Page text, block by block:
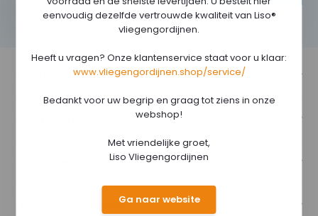
* Lees hier de wettelijke beperkingen
Klantenservice
Liso Vliegengordijnen
eenvoudig dezelfde vertrouwde kwaliteit van Liso®
vliegengordijnen.
Heeft u vragen? Onze klantenservice staat voor u klaar:
www.vliegengordijnen.shop/service/
Bedankt voor uw begrip en graag tot ziens in onze
webshop!
Met vriendelijke groet,
Liso Vliegengordijnen
Ga naar website